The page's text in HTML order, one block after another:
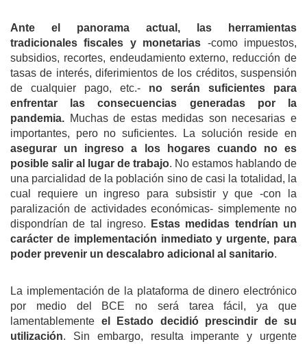
Ante el panorama actual,
as herramientas
tradicionales fiscales y monetarias -como impuestos,
subsidios, recortes, endeudamiento externo, reducción de
tasas de interés, diferimientos de los créditos, suspensión
de cualquier pago, etc.- no serán suficientes para
enfrentar las consecuencias generadas por la
pandemia. Muchas de estas medidas son necesarias e
importantes, pero no suficientes. La solución reside en
asegurar un ingresoa los hogares cuando no es
posible salir a l lugar de trabajo. No estamos hablando de
una parcialidad de la población sino de casi la totalidad, la
cual requiere un ingreso para subsistir y que -con la
paralización de actividades económicas- simplemente no
dispondrían de tal ingreso.
Estas medidas tendrían un
carácter de implementación inmediato y urgente, para
poder prevenir un descalabro adicional al sanitario.
La implementación de la plataforma de dinero electrónico
por medio del BCE no será tarea fácil, ya que
lamentablemente el Estado decidió prescindir de su
utilización. Sin embargo, resulta imperante y urgente